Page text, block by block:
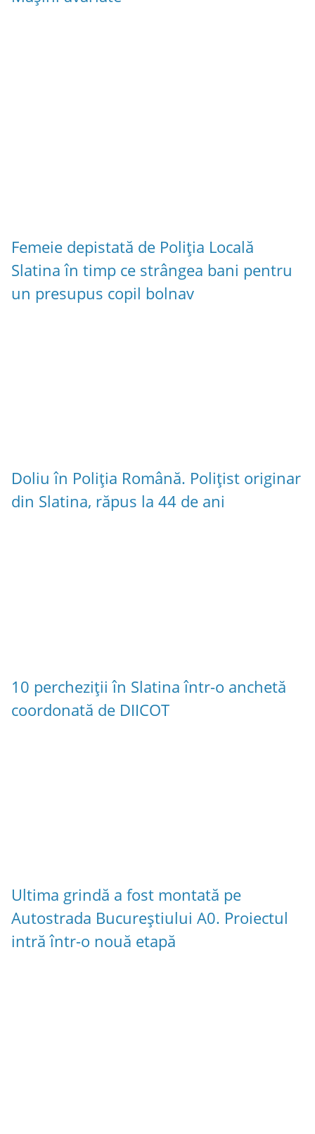
Femeie depistată de Poliția Locală
Slatina în timp ce strângea bani pentru
un presupus copil bolnav
Doliu în Poliția Română. Polițist originar
din Slatina, răpus la 44 de ani
10 percheziții în Slatina într-o anchetă
coordonată de DIICOT
Ultima grindă a fost montată pe
Autostrada Bucureștiului A0. Proiectul
intră într-o nouă etapă